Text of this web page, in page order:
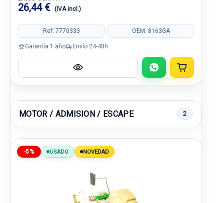
26,44 € (IVA incl.)
Ref: 7770333 OEM: 8163GA
Garantía 1 año Envío 24-48h
MOTOR / ADMISION / ESCAPE 2
-5% USADO NOVEDAD